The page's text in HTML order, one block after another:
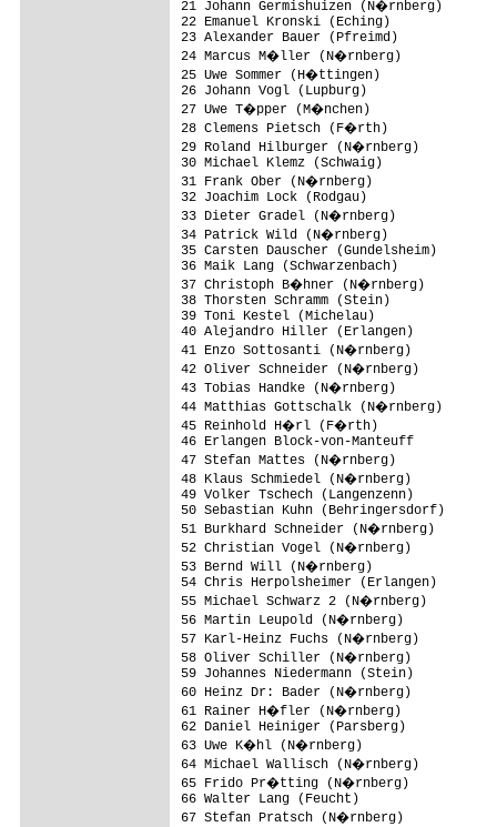
21 Johann Germishuizen (N�rnberg)
22 Emanuel Kronski (Eching)
23 Alexander Bauer (Pfreimd)
24 Marcus M�ller (N�rnberg)
25 Uwe Sommer (H�ttingen)
26 Johann Vogl (Lupburg)
27 Uwe T�pper (M�nchen)
28 Clemens Pietsch (F�rth)
29 Roland Hilburger (N�rnberg)
30 Michael Klemz (Schwaig)
31 Frank Ober (N�rnberg)
32 Joachim Lock (Rodgau)
33 Dieter Gradel (N�rnberg)
34 Patrick Wild (N�rnberg)
35 Carsten Dauscher (Gundelsheim)
36 Maik Lang (Schwarzenbach)
37 Christoph B�hner (N�rnberg)
38 Thorsten Schramm (Stein)
39 Toni Kestel (Michelau)
40 Alejandro Hiller (Erlangen)
41 Enzo Sottosanti (N�rnberg)
42 Oliver Schneider (N�rnberg)
43 Tobias Handke (N�rnberg)
44 Matthias Gottschalk
45 Reinhold H�rl (F�rth)
46 Erlangen Block-von-Manteuff
47 Stefan Mattes (N�rnberg)
48 Klaus Schmiedel (N�rnberg)
49 Volker Tschech (Langenzenn)
50 Sebastian Kuhn
51 Burkhard Schneider
52 Christian Vogel (N�rnberg)
53 Bernd Will (N�rnberg)
54 Chris Herpolsheimer (Erlangen)
55 Michael Schwarz 2 (N�rnberg)
56 Martin Leupold (N�rnberg)
57 Karl-Heinz Fuchs (N�rnberg)
58 Oliver Schiller (N�rnberg)
59 Johannes Niedermann (Stein)
60 Heinz Dr: Bader (N�rnberg)
61 Rainer H�fler (N�rnberg)
62 Daniel Heiniger (Parsberg)
63 Uwe K�hl (N�rnberg)
64 Michael Wallisch (N�rnberg)
65 Frido Pr�tting (N�rnberg)
66 Walter Lang (Feucht)
67 Stefan Pratsch (N�rnberg)